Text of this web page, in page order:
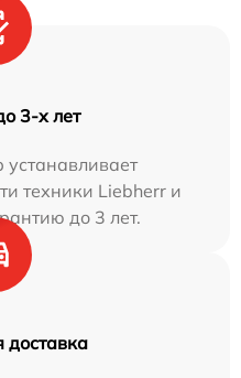
3-х лет
техники Liebherr и
до 3 лет.
доставка